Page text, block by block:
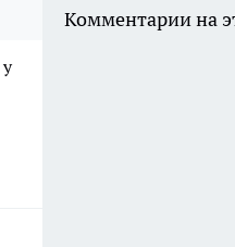
Комментарии на